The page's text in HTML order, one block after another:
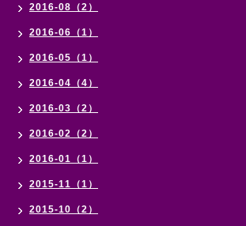
2016-08（2）
2016-06（1）
2016-05（1）
2016-04（4）
2016-03（2）
2016-02（2）
2016-01（1）
2015-11（1）
2015-10（2）